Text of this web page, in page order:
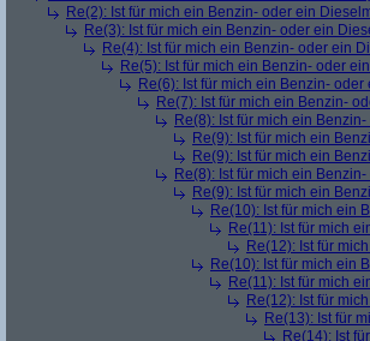
Re(2): Ist für mich ein Benzin- oder ein
Re(3): Ist für mich ein Benzin- oder ein
Re(4): Ist für mich ein Benzin- oder ein
Re(5): Ist für mich ein Benzin- oder
Re(6): Ist für mich ein Benzin-
Re(7): Ist für mich ein Benzin-
Re(8): Ist für mich ein
Re(9): Ist für mich ein
Re(9): Ist für mich ein
Re(8): Ist für mich ein
Re(9): Ist für mich ein
Re(10): Ist für mich ein
Re(11): Ist für mich
Re(12): Ist für
Re(10): Ist für mich ein
Re(11): Ist für mich
Re(12): Ist für
Re(13): Ist für
Re(14): Ist